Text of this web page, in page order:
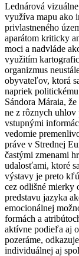
Lednárová
využíva mapu ako
privlastneného
aparátom kriticky
moci a nadvláde
využitím
organizmus
obyvateľov, ktorá
napriek
Sándora Máraia,
ne z rôznych
vstupnými
vedomie
práve v Strednej
častými zmenami
udalosťami, ktoré
výstavy je preto
cez odlišné mierky
predstavu jazyka
emocionálnej
formách a
aktívne podieľa aj
pozeráme,
individuálnej aj